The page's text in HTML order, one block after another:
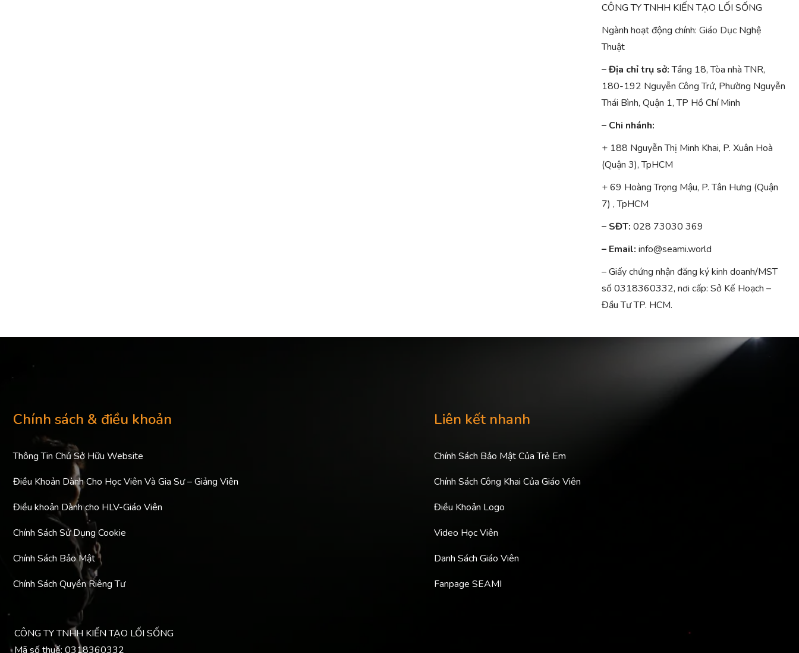
CÔNG TY TNHH KIẾN TẠO LỐI SỐNG
Ngành hoạt động chính: Giáo Dục Nghệ
Thuật
– Địa chỉ trụ sở:Tầng 18, Tòa nhà TNR,
180-192 Nguyễn Công Trứ, Phường Nguyễn
Thái Bình, Quận 1, TP Hồ Chí Minh
– Chi nhánh:
+ 188 Nguyễn Thị Minh Khai, P. Xuân Hoà
(Quận 3), TpHCM
+ 69 Hoàng Trọng Mậu, P. Tân Hưng (Quận
7) , TpHCM
– SĐT: 028 73030 369
– Email: info@seami.world
– Giấy chứng nhận đăng ký kinh doanh/MST
số 0318360332, nơi cấp: Sở Kế Hoạch –
Đầu Tư TP. HCM.
Chính sách & điều khoản
Thông Tin Chủ Sở Hữu Website
Điều Khoản Dành Cho Học Viên Và Gia Sư – Giảng Viên
Điều khoản Dành cho HLV-Giáo Viên
Chính Sách Sử Dụng Cookie
Chính Sách Bảo Mật
Chính Sách Quyền Riêng Tư
Liên kết nhanh
Chính Sách Bảo Mật Của Trẻ Em
Chính Sách Công Khai Của Giáo Viên
Điều Khoản Logo
Video Học Viên
Danh Sách Giáo Viên
Fanpage SEAMI
CÔNG TY TNHH KIẾN TẠO LỐI SỐNG
Mã số thuế: 0318360332